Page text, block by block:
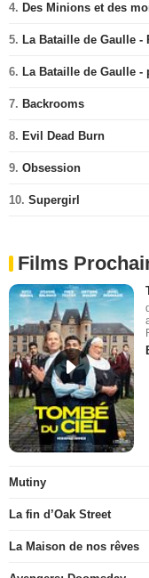
4. Des Minions et des
5. La Bataille de Gaulle -
6. La Bataille de Gaulle -
7. Backrooms
8. Evil Dead Burn
9. Obsession
10. Supergirl
Films
Mutiny
La fin d’Oak Street
La Maison de nos rêves